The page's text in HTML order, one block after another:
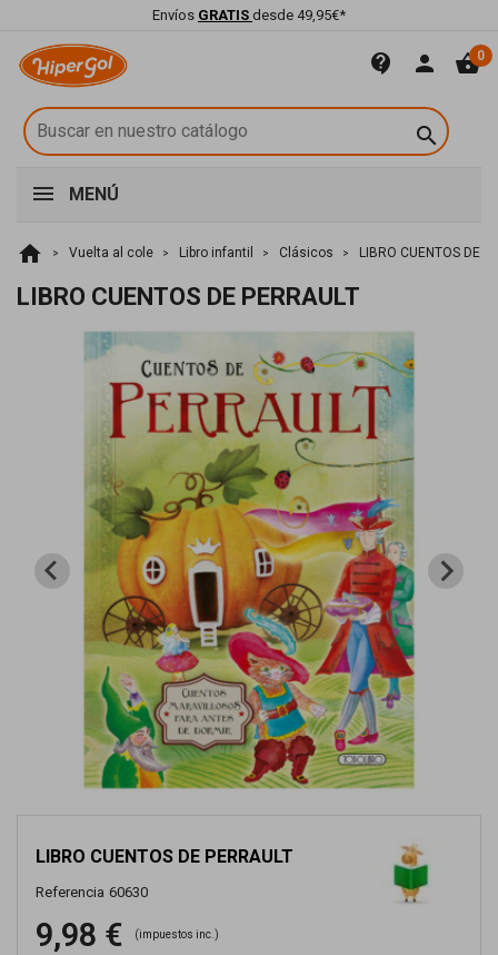
Envíos GRATIS desde 49,95€*
contact_support person shopping_basket0

MENÚ
home Vuelta al cole Libro infantil Clásicos LIBRO CUENTOS DE
LIBRO CUENTOS DE PERRAULT
LIBRO CUENTOS DE PERRAULT
Referencia 60630
9,98 € (impuestos inc.)